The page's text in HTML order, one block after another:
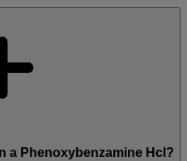
a Phenoxybenzamine Hcl?